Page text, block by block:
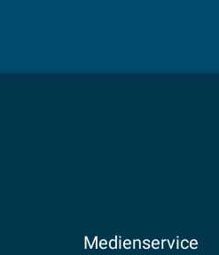
Medienservice